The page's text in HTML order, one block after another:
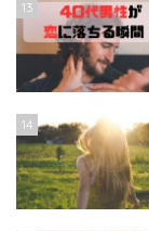
13
14